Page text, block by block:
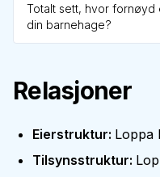
Totalt sett, hvor fornøyd
din barnehage?
Relasjoner
Eierstruktur: Loppa
Tilsynsstruktur: